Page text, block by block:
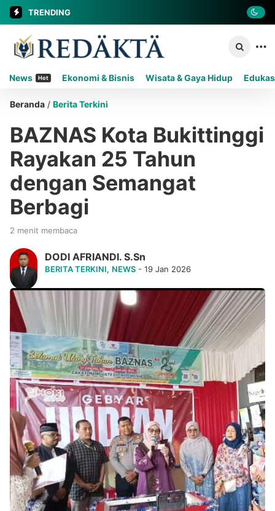
TRENDING
News Hot Ekonomi & Bisnis Wisata & Gaya Hidup
Beranda / Berita Terkini
BAZNAS Kota Bukittinggi
Rayakan 25 Tahun
dengan Semangat
Berbagi
2 menit membaca
DODI AFRIANDI. S.Sn
BERITA TERKINI, NEWS - 19 Jan 2026